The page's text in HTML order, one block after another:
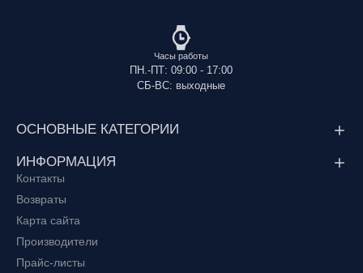
Часы работы
ПН.-ПТ: 09:00 - 17:00
СБ-ВС: выходные
ОСНОВНЫЕ КАТЕГОРИИ
ИНФОРМАЦИЯ
Контакты
Возвраты
Карта сайта
Производители
Прайс-листы